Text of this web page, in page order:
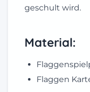
geschult wird.
Material:
Flaggen